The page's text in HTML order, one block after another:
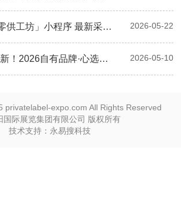
5月供需直击！「零供工坊」小程序 最新采购清单已更新，速来对接！ 2026-05-22
以心·创新 用心·选新！2026自有品牌·心选奖颁奖典礼圆满举行，三大奖项荣耀揭晓 2026-05-10
privatelabel-expo.com All Rights Reserved
国际展览集团有限公司 版权所有
技术支持：永易搜科技